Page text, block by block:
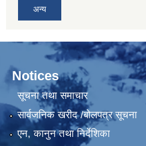
अन्य
Notices
सूचना तथा समाचार
सार्वजनिक खरीद /बोलपत्र सूचना
एन, कानुन तथा निर्देशिका